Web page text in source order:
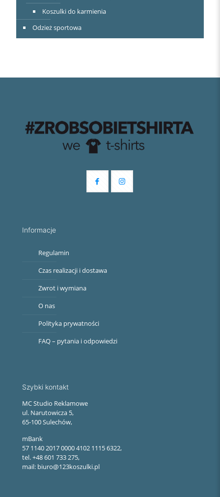
Koszulki do karmienia
Odzież sportowa
Informacje
Regulamin
Czas realizacji i dostawa
Zwrot i wymiana
O nas
Polityka prywatności
FAQ – pytania i odpowiedzi
Szybki kontakt
MC Studio Reklamowe
ul. Narutowicza 5,
65-100 Sulechów,
mBank
57 1140 2017 0000 4102 1115 6322,
tel. +48 601 733 275,
mail: biuro@123koszulki.pl